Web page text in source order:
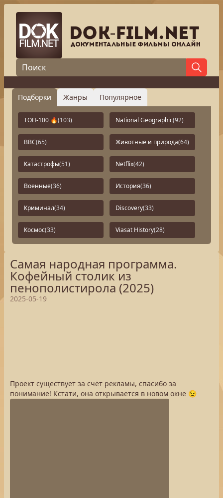
Подборки Жанры Популярное
ТОП-100 🔥(103) National Geographic(92)
BBC(65) Животные и природа(64)
Катастрофы(51) Netflix(42)
Военные(36) История(36)
Криминал(34) Discovery(33)
Космос(33) Viasat History(28)
Самая народная программа.
Кофейный столик из
пенополистирола (2025)
2025-05-19
Проект существует за счёт рекламы, спасибо за
понимание! Кстати, она открывается в новом окне 😉